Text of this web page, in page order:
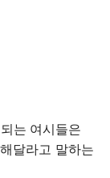
는 여시들은
달라고 말하는